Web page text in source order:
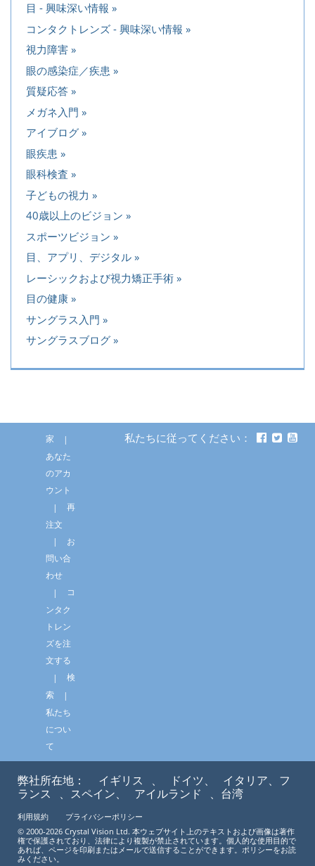
目 - 興味深い情報
コンタクトレンズ - 興味深い情報
視力障害
眼の感染症／疾患
質疑応答
メガネ入門
アイブログ
眼疾患
眼科検査
子どもの視力
40歳以上のビジョン
スポーツビジョン
目、アプリ、デジタル
レーシックおよび視力矯正手術
目の健康
サングラス入門
サングラスブログ
家
あなた
のアカ
ウント
再
注文
お
問い合
わせ
コ
ンタク
トレン
ズを注
文する
検
索
私たち
につい
て
私たちに従ってください：
弊社所在地： イギリス 、 ドイツ、
イタリア、フ
ランス
、スペイン、 アイルランド 、台湾
利用規約
プライバシーポリシー
© 2000-2026 Crystal Vision Ltd. 本ウェブサイト上のテキストおよび画像は著作
権で保護されており、法律により複製が禁止されています。個人的な使用目的で
あれば、ページを印刷またはメールで送信することができます。ポリシーをお読
みください。